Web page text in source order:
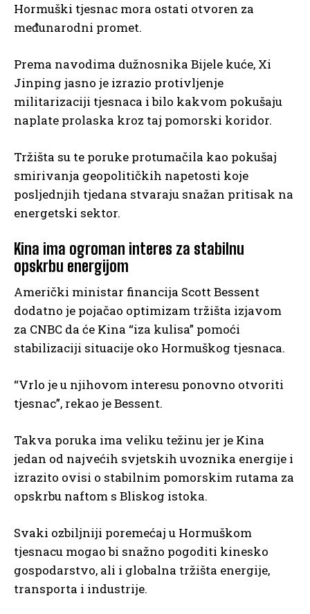
Hormuški tjesnac mora ostati otvoren za
međunarodni promet.
Prema navodima dužnosnika Bijele kuće, Xi
Jinping jasno je izrazio protivljenje
militarizaciji tjesnaca i bilo kakvom pokušaju
naplate prolaska kroz taj pomorski koridor.
Tržišta su te poruke protumačila kao pokušaj
smirivanja geopolitičkih napetosti koje
posljednjih tjedana stvaraju snažan pritisak na
energetski sektor.
Kina ima ogroman interes za stabilnu
opskrbu energijom
Američki ministar financija Scott Bessent
dodatno je pojačao optimizam tržišta izjavom
za CNBC da će Kina “iza kulisa” pomoći
stabilizaciji situacije oko Hormuškog tjesnaca.
“Vrlo je u njihovom interesu ponovno otvoriti
tjesnac”, rekao je Bessent.
Takva poruka ima veliku težinu jer je Kina
jedan od najvećih svjetskih uvoznika energije i
izrazito ovisi o stabilnim pomorskim rutama za
opskrbu naftom s Bliskog istoka.
Svaki ozbiljniji poremećaj u Hormuškom
tjesnacu mogao bi snažno pogoditi kinesko
gospodarstvo, ali i globalna tržišta energije,
transporta i industrije.